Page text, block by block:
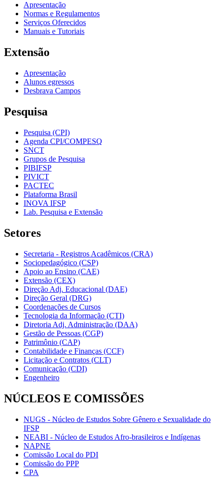
Apresentação
Normas e Regulamentos
Serviços Oferecidos
Manuais e Tutoriais
Extensão
Apresentação
Alunos egressos
Desbrava Campos
Pesquisa
Pesquisa (CPI)
Agenda CPI/COMPESQ
SNCT
Grupos de Pesquisa
PIBIFSP
PIVICT
PACTEC
Plataforma Brasil
INOVA IFSP
Lab. Pesquisa e Extensão
Setores
Secretaria - Registros Acadêmicos (CRA)
Sociopedagógico (CSP)
Apoio ao Ensino (CAE)
Extensão (CEX)
Direção Adj. Educacional (DAE)
Direção Geral (DRG)
Coordenações de Cursos
Tecnologia da Informação (CTI)
Diretoria Adj. Administração (DAA)
Gestão de Pessoas (CGP)
Patrimônio (CAP)
Contabilidade e Finanças (CCF)
Licitação e Contratos (CLT)
Comunicação (CDI)
Engenheiro
NÚCLEOS E COMISSÕES
NUGS - Núcleo de Estudos Sobre Gênero e Sexualidade do
IFSP
NEABI - Núcleo de Estudos Afro-brasileiros e Indígenas
NAPNE
Comissão Local do PDI
Comissão do PPP
CPA